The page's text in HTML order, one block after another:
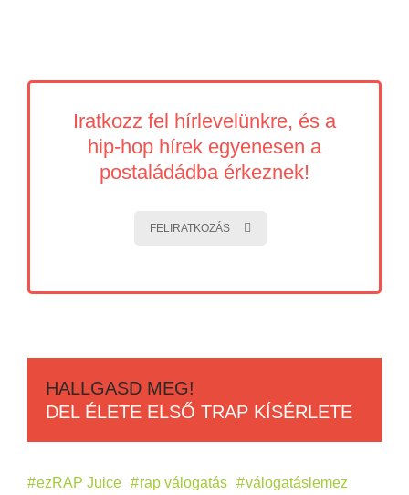
Iratkozz fel hírlevelünkre, és a
hip-hop hírek egyenesen a
postaládádba érkeznek!
FELIRATKOZÁS
HALLGASD MEG!
DEL ÉLETE ELSŐ TRAP KÍSÉRLETE
ezRAP Juice rap válogatás válogatáslemez